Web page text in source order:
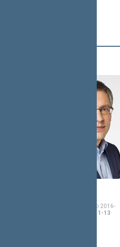
Seimo narys nuo 2016-
iki 2020-11-13